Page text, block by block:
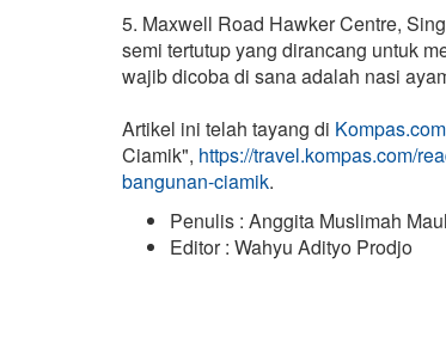
5. Maxwell Road Hawker Centre,
semi tertutup yang dirancang untuk
wajib dicoba di sana adalah nasi
Artikel ini telah tayang di Kompas.com
Ciamik", https://travel.kompas.com/
bangunan-ciamik.
Penulis : Anggita Muslimah
Editor : Wahyu Adityo Prodjo